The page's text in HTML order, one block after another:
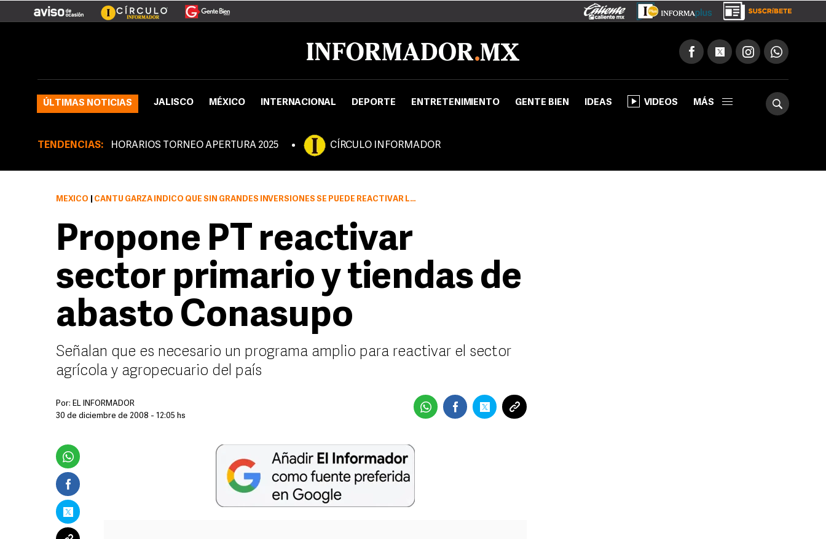
ÚLTIMAS NOTICIAS JALISCO MÉXICO INTERNACIONAL DEPORTE ENTRETENIMIENTO GENTE BIEN IDEAS VIDEOS MÁS
TENDENCIAS: HORARIOS TORNEO APERTURA 2025 CÍRCULO INFORMADOR
MÉXICO CANTÚ GARZA INDICÓ QUE SIN GRANDES INVERSIONES SE PUEDE REACTIVAR LO QUE EN UN MOMENTO FUE LA RED DE TIENDAS CONASUPO
Propone PT reactivar
sector primario y tiendas de
abasto Conasupo
Señalan que es necesario un programa amplio para reactivar el sector
agrícola y agropecuario del país
Por: EL INFORMADOR
30 de diciembre de 2008 - 12:05 hs